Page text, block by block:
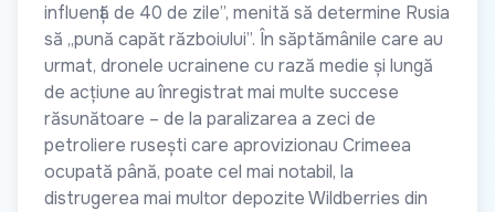
influență de 40 de zile”, menită să determine Rusia
să „pună capăt războiului”. În săptămânile care au
urmat, dronele ucrainene cu rază medie și lungă
de acțiune au înregistrat mai multe succese
răsunătoare – de la paralizarea a zeci de
petroliere rusești care aprovizionau Crimeea
ocupată până, poate cel mai notabil, la
distrugerea mai multor depozite Wildberries din